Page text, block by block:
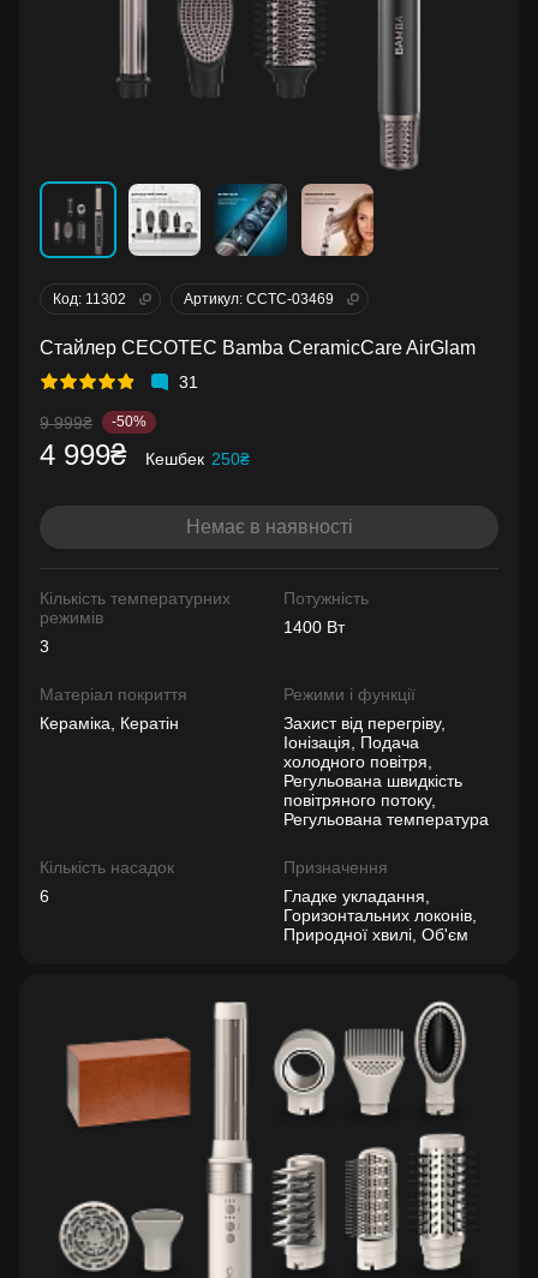
Код: 11302 Артикул: CCTC-03469
Стайлер CECOTEC Bamba CeramicCare AirGlam
31
9 999₴ -50%
4 999₴ Кешбек 250₴
Немає в наявності
Кількість температурних
режимів
3
Потужність
1400 Вт
Матеріал покриття
Кераміка, Кератін
Режими і функції
Захист від перегріву,
Іонізація, Подача
холодного повітря,
Регульована швидкість
повітряного потоку,
Регульована температура
Кількість насадок
6
Призначення
Гладке укладання,
Горизонтальних локонів,
Природної хвилі, Об'єм